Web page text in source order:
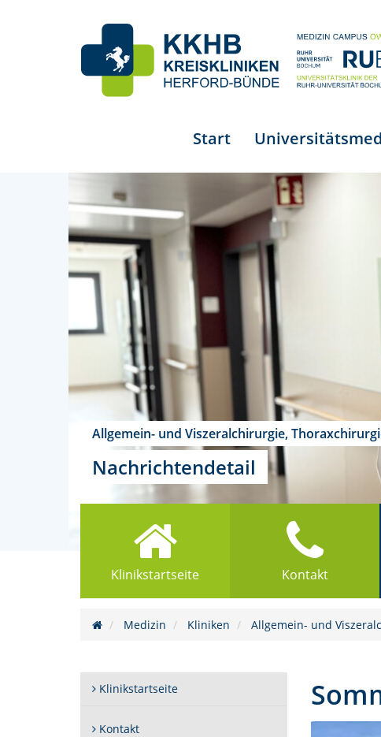
Start
Allgemein- und Viszeralchirurgie,
Nachrichtendetail
Klinikstartseite Kontakt
Medizin Kliniken Allgemein- und
Klinikstartseite
Kontakt